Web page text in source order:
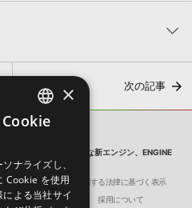
、DTMer達のXが俳句に染まる
次の記事
】 シンプル＆軽快動作な新エンジン、ENGINE
！
組み
特定商取引に関する法律に基づく表示
人情報の保護について 採用について
ENGLISH
×
Cookie
ナライズし、
Cookie を使用
よる当社サイ